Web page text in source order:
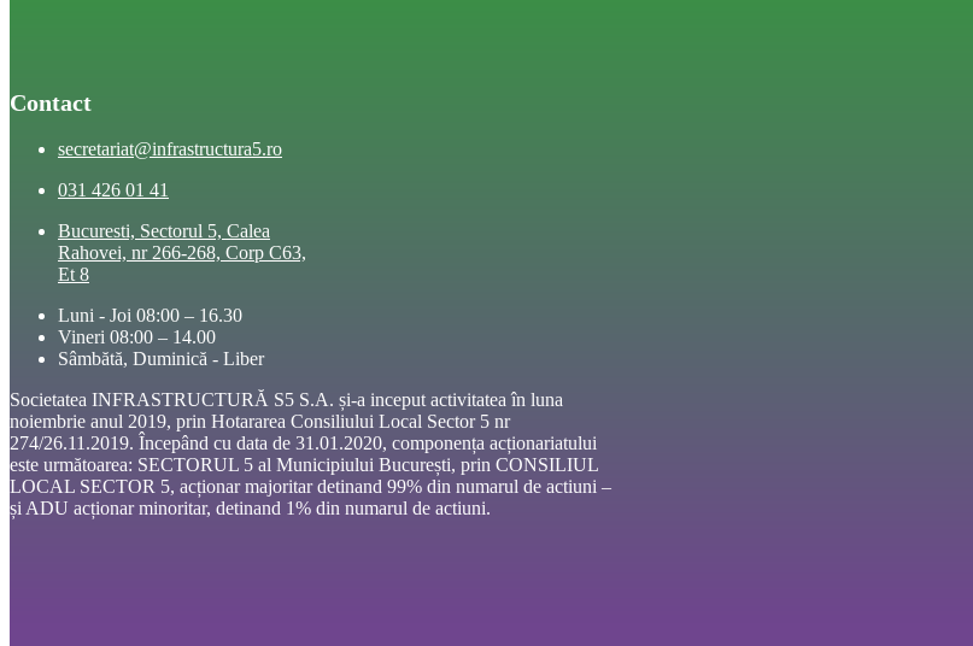
Contact
secretariat@infrastructura5.ro
031 426 01 41
Bucuresti, Sectorul 5, Calea
Rahovei, nr 266-268, Corp C63,
Et 8
Luni - Joi 08:00 – 16.30
Vineri 08:00 – 14.00
Sâmbătă, Duminică - Liber
Societatea INFRASTRUCTURĂ S5 S.A. și-a inceput activitatea în luna
noiembrie anul 2019, prin Hotararea Consiliului Local Sector 5 nr
274/26.11.2019. Începând cu data de 31.01.2020, componența acționariatului
este următoarea: SECTORUL 5 al Municipiului București, prin CONSILIUL
LOCAL SECTOR 5, acționar majoritar detinand 99% din numarul de actiuni –
și ADU acționar minoritar, detinand 1% din numarul de actiuni.